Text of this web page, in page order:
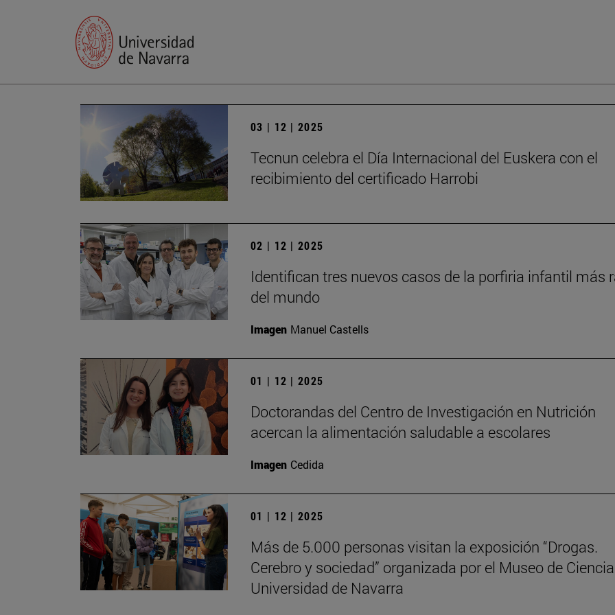
03 | 12 | 2025
Tecnun celebra el Día Internacional del Euskera con el
recibimiento del certificado Harrobi
02 | 12 | 2025
Identifican tres nuevos casos de la porfiria infantil más
del mundo
Imagen Manuel Castells
01 | 12 | 2025
Doctorandas del Centro de Investigación en Nutrición
acercan la alimentación saludable a escolares
Imagen Cedida
01 | 12 | 2025
Más de 5.000 personas visitan la exposición “Drogas.
Cerebro y sociedad” organizada por el Museo de
Universidad de Navarra